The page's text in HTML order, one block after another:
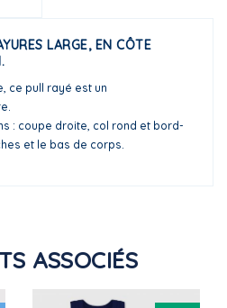
LARGE, EN CÔTE
ce pull rayé est un
: coupe droite, col rond et bord-
et le bas de corps.
ASSOCIÉS